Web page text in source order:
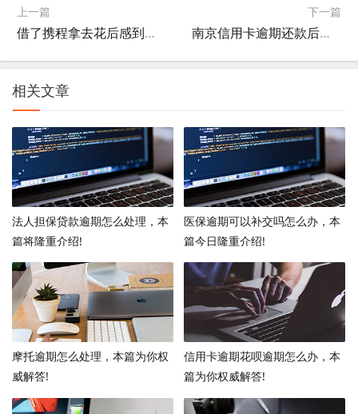
上一篇
借了携程拿去花后感到无法偿还怎么办？
下一篇
南京信用卡逾期还款后，还能否继续享受分期付款服务？
相关文章
法人担保贷款逾期怎么处理，本
篇将隆重介绍!
医保逾期可以补交吗怎么办，本
篇今日隆重介绍!
摩托逾期怎么处理，本篇为你权
威解答!
信用卡逾期花呗逾期怎么办，本
篇为你权威解答!